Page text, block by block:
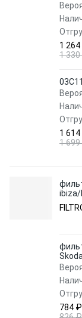
1
1
1
1
ibiza/
07>
784 ₽